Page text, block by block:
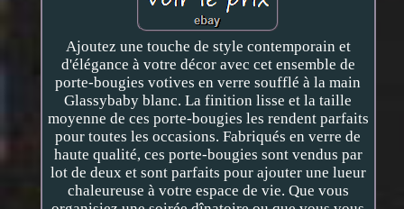
Ajoutez une touche de style contemporain et
d'élégance à votre décor avec cet ensemble de
porte-bougies votives en verre soufflé à la main
Glassybaby blanc. La finition lisse et la taille
moyenne de ces porte-bougies les rendent parfaits
pour toutes les occasions. Fabriqués en verre de
haute qualité, ces porte-bougies sont vendus par
lot de deux et sont parfaits pour ajouter une lueur
chaleureuse à votre espace de vie. Que vous